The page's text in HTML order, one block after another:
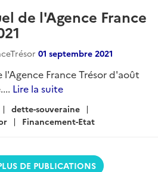
de l'Agence France
01 septembre 2021
France Trésor d'août
Lire la suite
dette-souveraine
Financement-Etat
DE PUBLICATIONS